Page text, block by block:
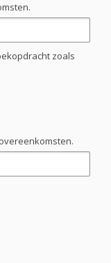
zoals